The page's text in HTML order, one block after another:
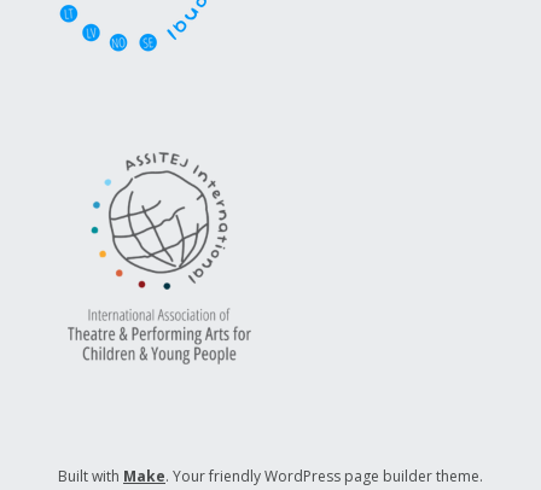
Built with Make. Your friendly WordPress page builder theme.